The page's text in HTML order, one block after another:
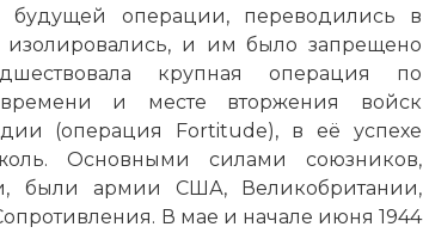
будущей операции, переводились в
изолировались, и им было запрещено
крупная операция по
и месте вторжения войск
(операция Fortitude), в её успехе
Основными силами союзников,
были армии США, Великобритании,
В мае и начале июня 1944